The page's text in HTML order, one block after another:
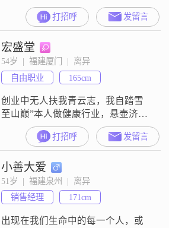
20001到50000元之间。我在福州工
作，拥有大专学历。在性格方面，
我自认为是一个稳重可靠的人，责
任感强，对待事情总是非常认真。
我有很强的耐心和包容心，尤其在
处理家庭问题时，我认为家庭是最
重要的，会优先考虑家人的感受和
需求。我一直在努力追求事业上的
成
打招呼 发留言
宏盛堂
54岁  |  福建厦门  |  离异
自由职业
165cm
创业中无人扶我青云志，我自踏雪
至山巅”本人做健康行业，悬壶济世
世代相传中医养生专治腰椎间盘突
出 颈椎 膝盖骨膜炎 半月板损伤疼痛
强直性脊柱炎 脑梗中风 半边不遂 痛
风，类风湿关节炎变形，跌打损
伤，旧伤复发，四肢麻木 各种关节
疼痛，肠胃炎 胃疼 久咳不止 皮肤
病，等等各种疑难杂症等，驾照
A1A2我不仅是一个
打招呼 发留言
小善大爱
51岁  |  福建泉州  |  离异
销售经理
171cm
出现在我们生命中的每一个人，或